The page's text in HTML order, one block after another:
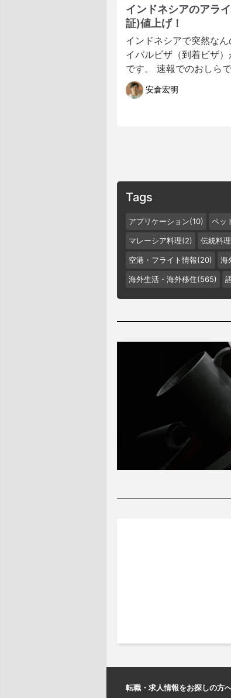
インドネシアのアラ
証)値上げ！
インドネシアで突然な
イバルビザ（到着ビザ
です。 速報でのおしら
安倉宏明
Tags
アプリケーション(10) ペッ
マレーシア料理(2) 伝統料
空港・フライト情報(20) 海
海外生活・海外移住(565)
転職・求人情報をお探しの方